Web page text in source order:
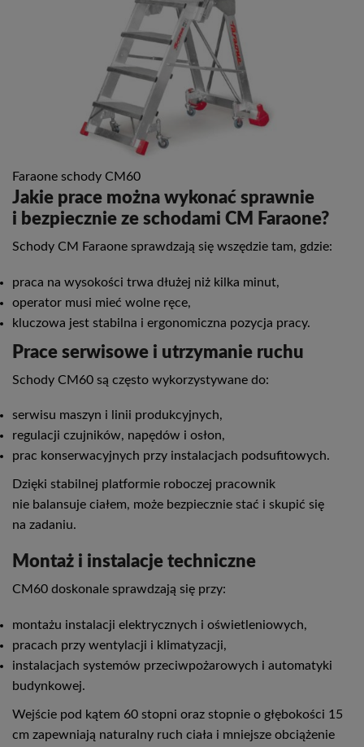
Faraone schody CM60
Jakie prace można wykonać sprawnie
i bezpiecznie ze schodami CM Faraone?
Schody CM Faraone sprawdzają się wszędzie tam, gdzie:
praca na wysokości trwa dłużej niż kilka minut,
operator musi mieć wolne ręce,
kluczowa jest stabilna i ergonomiczna pozycja pracy.
Prace serwisowe i utrzymanie ruchu
Schody CM60 są często wykorzystywane do:
serwisu maszyn i linii produkcyjnych,
regulacji czujników, napędów i osłon,
prac konserwacyjnych przy instalacjach podsufitowych.
Dzięki stabilnej platformie roboczej pracownik
nie balansuje ciałem, może bezpiecznie stać i skupić się
na zadaniu.
Montaż i instalacje techniczne
CM60 doskonale sprawdzają się przy:
montażu instalacji elektrycznych i oświetleniowych,
pracach przy wentylacji i klimatyzacji,
instalacjach systemów przeciwpożarowych i automatyki
budynkowej.
Wejście pod kątem 60 stopni oraz stopnie o głębokości 15
cm zapewniają naturalny ruch ciała i mniejsze obciążenie